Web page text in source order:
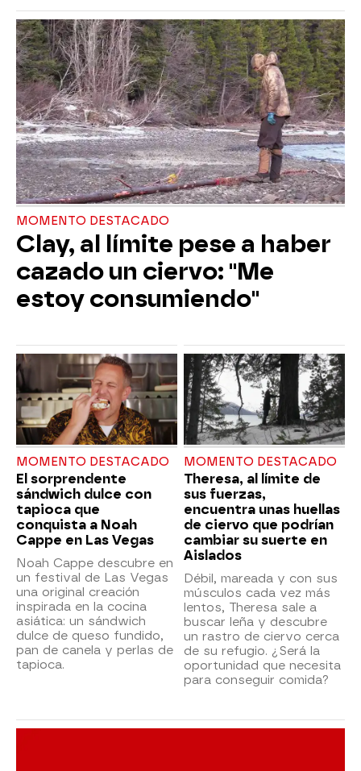
MOMENTO DESTACADO
Clay, al límite pese a haber
cazado un ciervo: "Me
estoy consumiendo"
MOMENTO DESTACADO
El sorprendente
sándwich dulce con
tapioca que
conquista a Noah
Cappe en Las Vegas
Noah Cappe descubre en
un festival de Las Vegas
una original creación
inspirada en la cocina
asiática: un sándwich
dulce de queso fundido,
pan de canela y perlas de
tapioca.
MOMENTO DESTACADO
Theresa, al límite de
sus fuerzas,
encuentra unas huellas
de ciervo que podrían
cambiar su suerte en
Aislados
Débil, mareada y con sus
músculos cada vez más
lentos, Theresa sale a
buscar leña y descubre
un rastro de ciervo cerca
de su refugio. ¿Será la
oportunidad que necesita
para conseguir comida?